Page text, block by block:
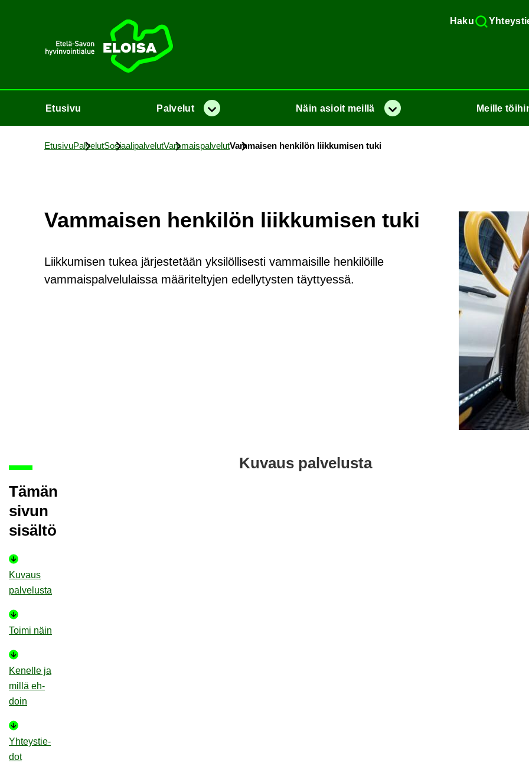
Haku
Etusi­vu
Etusi­vu Pal­ve­lut Va­lik­ko Näin asioit meil­lä Va­lik­ko Meil­le
Etusi­vuPal­ve­lutSo­si­aa­li­pal­ve­lutVam­mais­pal­ve­lutVam­mai­sen hen­ki­lön liik­ku­mi­sen tuki
Vam­mai­sen hen­ki­lön liik­ku­mi­sen tuki
Liikkumisen tukea järjestetään yksilöllisesti vammaisille henkilöille
vammaispalvelulaissa määriteltyjen edellytysten täyttyessä.
Tämän
sivun
si­säl­tö
Ku­vaus
pal­ve­lus­ta
Toimi näin
Ke­nel­le ja
millä eh­
doin
Yh­teys­tie­
dot
Ku­vaus pal­ve­lus­ta